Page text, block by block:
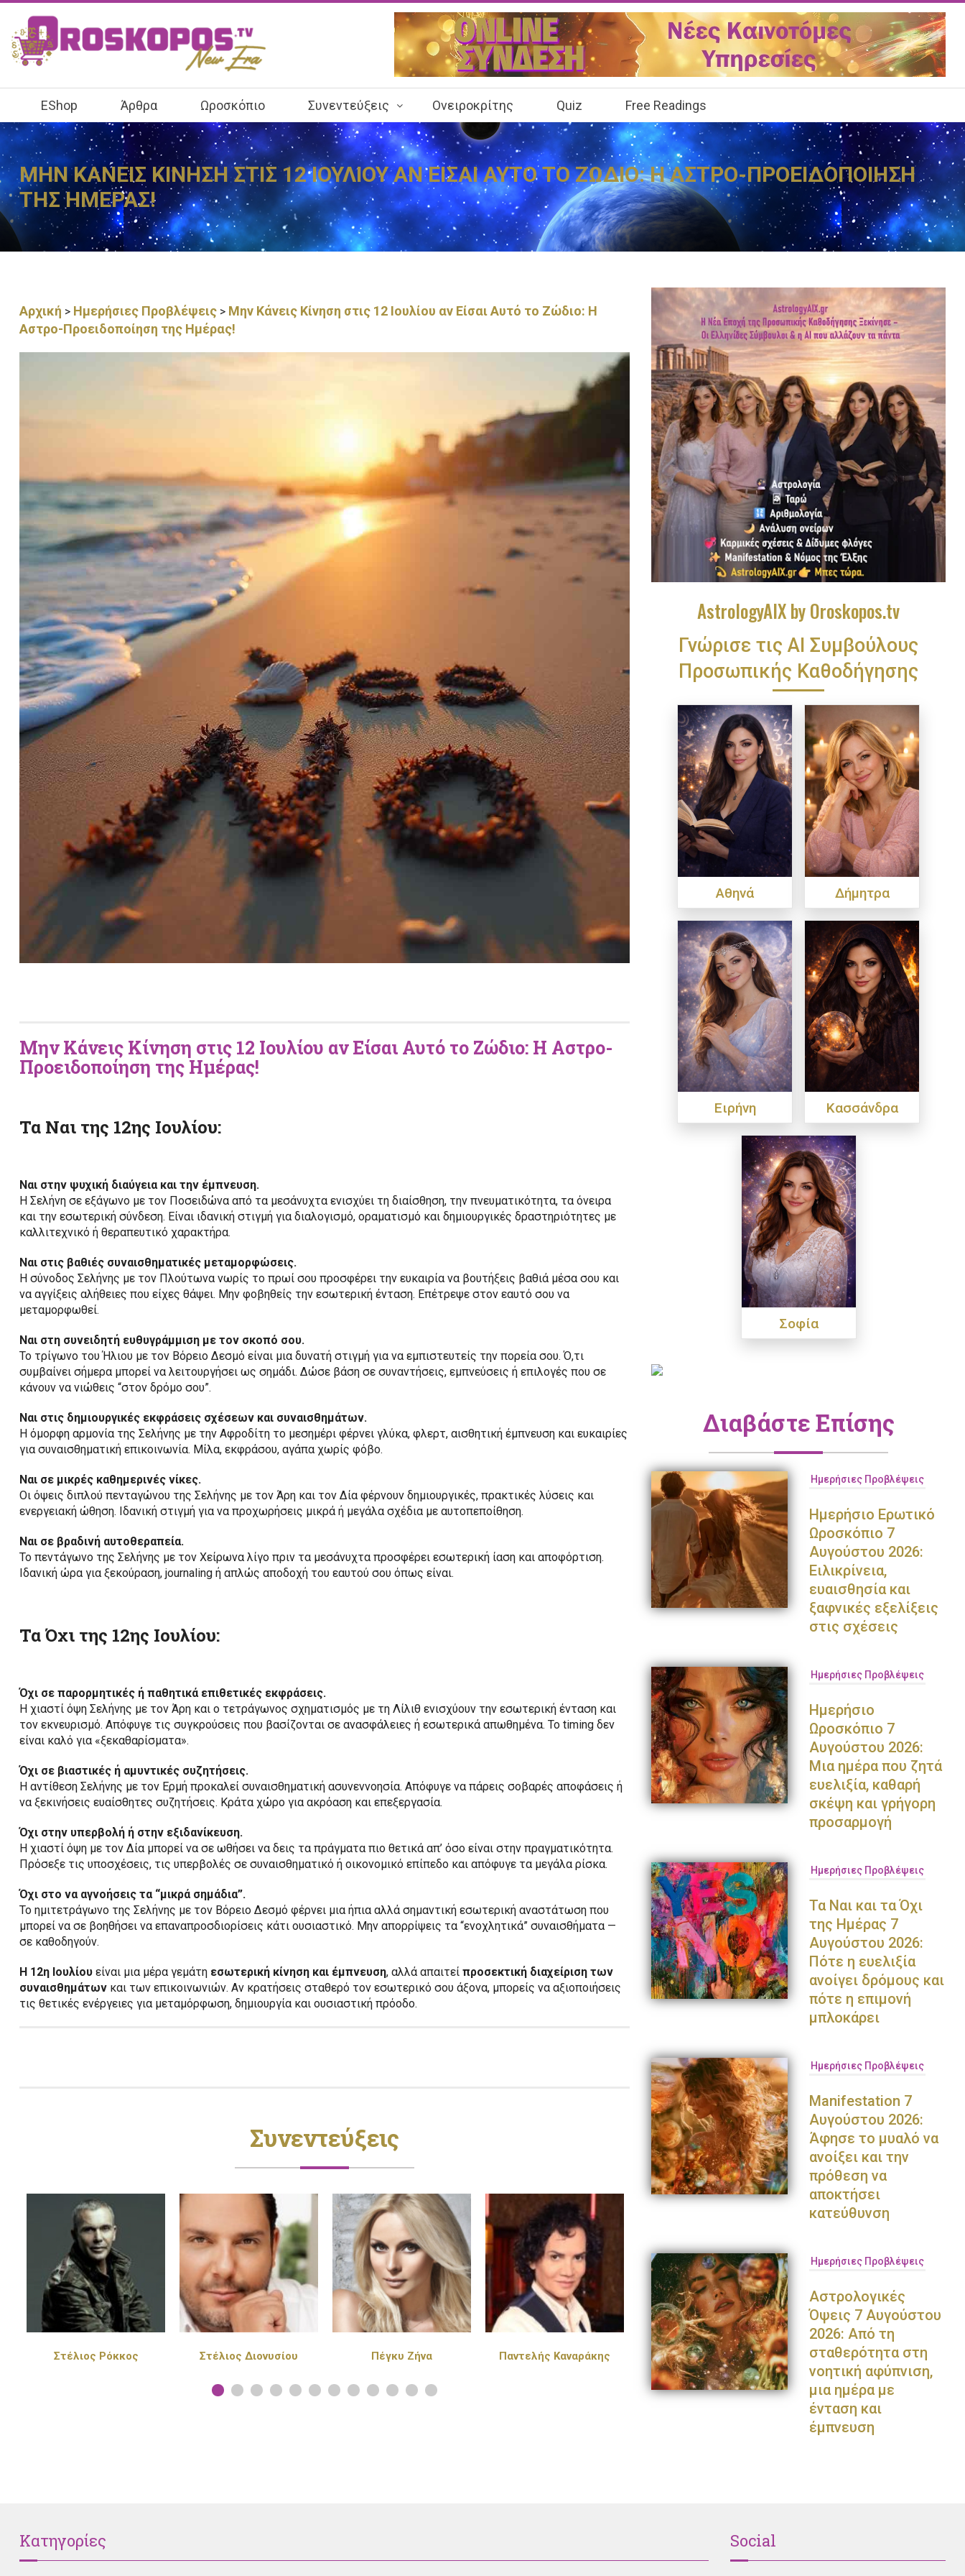
EShop Άρθρα Ωροσκόπιο Συνεντεύξεις Ονειροκρίτης Quiz Free Readings
ΜΗΝ ΚΑΝΕΙΣ ΚΙΝΗΣΗ ΣΤΙΣ 12 ΙΟΥΛΙΟΥ ΑΝ ΕΙΣΑΙ ΑΥΤΟ ΤΟ ΖΩΔΙΟ: Η ΑΣΤΡΟ-ΠΡΟΕΙΔΟΠΟΙΗΣΗ
ΤΗΣ ΗΜΕΡΑΣ!
Αρχική > Ημερήσιες Προβλέψεις > Μην Κάνεις Κίνηση στις 12 Ιουλίου αν Είσαι Αυτό το Ζώδιο: Η
Αστρο-Προειδοποίηση της Ημέρας!
Μην Κάνεις Κίνηση στις 12 Ιουλίου αν Είσαι Αυτό το Ζώδιο: Η Αστρο-
Προειδοποίηση της Ημέρας!
Τα Ναι της 12ης Ιουλίου:
Ναι στην ψυχική διαύγεια και την έμπνευση.
Η Σελήνη σε εξάγωνο με τον Ποσειδώνα από τα μεσάνυχτα ενισχύει τη διαίσθηση, την πνευματικότητα, τα όνειρα
και την εσωτερική σύνδεση. Είναι ιδανική στιγμή για διαλογισμό, οραματισμό και δημιουργικές δραστηριότητες με
καλλιτεχνικό ή θεραπευτικό χαρακτήρα.
Ναι στις βαθιές συναισθηματικές μεταμορφώσεις.
Η σύνοδος Σελήνης με τον Πλούτωνα νωρίς το πρωί σου προσφέρει την ευκαιρία να βουτήξεις βαθιά μέσα σου και
να αγγίξεις αλήθειες που είχες θάψει. Μην φοβηθείς την εσωτερική ένταση. Επέτρεψε στον εαυτό σου να
μεταμορφωθεί.
Ναι στη συνειδητή ευθυγράμμιση με τον σκοπό σου.
Το τρίγωνο του Ήλιου με τον Βόρειο Δεσμό είναι μια δυνατή στιγμή για να εμπιστευτείς την πορεία σου. Ό,τι
συμβαίνει σήμερα μπορεί να λειτουργήσει ως σημάδι. Δώσε βάση σε συναντήσεις, εμπνεύσεις ή επιλογές που σε
κάνουν να νιώθεις “στον δρόμο σου”.
Ναι στις δημιουργικές εκφράσεις σχέσεων και συναισθημάτων.
Η όμορφη αρμονία της Σελήνης με την Αφροδίτη το μεσημέρι φέρνει γλύκα, φλερτ, αισθητική έμπνευση και ευκαιρίες
για συναισθηματική επικοινωνία. Μίλα, εκφράσου, αγάπα χωρίς φόβο.
Ναι σε μικρές καθημερινές νίκες.
Οι όψεις διπλού πενταγώνου της Σελήνης με τον Άρη και τον Δία φέρνουν δημιουργικές, πρακτικές λύσεις και
ενεργειακή ώθηση. Ιδανική στιγμή για να προχωρήσεις μικρά ή μεγάλα σχέδια με αυτοπεποίθηση.
Ναι σε βραδινή αυτοθεραπεία.
Το πεντάγωνο της Σελήνης με τον Χείρωνα λίγο πριν τα μεσάνυχτα προσφέρει εσωτερική ίαση και αποφόρτιση.
Ιδανική ώρα για ξεκούραση, journaling ή απλώς αποδοχή του εαυτού σου όπως είναι.
ΤαΌχι της 12ης Ιουλίου:
Όχι σε παρορμητικές ή παθητικά επιθετικές εκφράσεις.
Η χιαστί όψη Σελήνης με τον Άρη και ο τετράγωνος σχηματισμός με τη Λίλιθ ενισχύουν την εσωτερική ένταση και
τον εκνευρισμό. Απόφυγε τις συγκρούσεις που βασίζονται σε ανασφάλειες ή εσωτερικά απωθημένα. Το timing δεν
είναι καλό για «ξεκαθαρίσματα».
Όχι σε βιαστικές ή αμυντικές συζητήσεις.
Η αντίθεση Σελήνης με τον Ερμή προκαλεί συναισθηματική ασυνεννοησία. Απόφυγε να πάρεις σοβαρές αποφάσεις ή
να ξεκινήσεις ευαίσθητες συζητήσεις. Κράτα χώρο για ακρόαση και επεξεργασία.
Όχι στην υπερβολή ή στην εξιδανίκευση.
Η χιαστί όψη με τον Δία μπορεί να σε ωθήσει να δεις τα πράγματα πιο θετικά απ’ όσο είναι στην πραγματικότητα.
Πρόσεξε τις υποσχέσεις, τις υπερβολές σε συναισθηματικό ή οικονομικό επίπεδο και απόφυγε τα μεγάλα ρίσκα.
Όχι στο να αγνοήσεις τα “μικρά σημάδια”.
Το ημιτετράγωνο της Σελήνης με τον Βόρειο Δεσμό φέρνει μια ήπια αλλά σημαντική εσωτερική αναστάτωση που
μπορεί να σε βοηθήσει να επαναπροσδιορίσεις κάτι ουσιαστικό. Μην απορρίψεις τα “ενοχλητικά” συναισθήματα —
σε καθοδηγούν.
Η 12η Ιουλίου είναι μια μέρα γεμάτη εσωτερική κίνηση και έμπνευση, αλλά απαιτεί προσεκτική διαχείριση των
συναισθημάτων και των επικοινωνιών. Αν κρατήσεις σταθερό τον εσωτερικό σου άξονα, μπορείς να αξιοποιήσεις
τις θετικές ενέργειες για μεταμόρφωση, δημιουργία και ουσιαστική πρόοδο.
Συνεντεύξεις
Στέλιος Διονυσίου Πέγκυ Ζήνα Παντελής Καναράκης Πάνος Κιάμος Παναγιώτης Πετράκης Ολυμπία Κρασαγάκη
AstrologyAIX by Oroskopos.tv
Γνώρισε τις ΑΙ Συμβούλους
Προσωπικής Καθοδήγησης
Αθηνά Δήμητρα
Ειρήνη Κασσάνδρα
Σοφία
Διαβάστε Επίσης
Ημερήσιες Προβλέψεις
Ημερήσιο Ερωτικό
Ωροσκόπιο 7
Αυγούστου 2026:
Ειλικρίνεια,
ευαισθησία και
ξαφνικές εξελίξεις
στις σχέσεις
Ημερήσιες Προβλέψεις
Ημερήσιο
Ωροσκόπιο 7
Αυγούστου 2026:
Μια ημέρα που ζητά
ευελιξία, καθαρή
σκέψη και γρήγορη
προσαρμογή
Ημερήσιες Προβλέψεις
Τα Ναι και τα Όχι
της Ημέρας 7
Αυγούστου 2026:
Πότε η ευελιξία
ανοίγει δρόμους και
πότε η επιμονή
μπλοκάρει
Ημερήσιες Προβλέψεις
Manifestation 7
Αυγούστου 2026:
Άφησε το μυαλό να
ανοίξει και την
πρόθεση να
αποκτήσει
κατεύθυνση
Ημερήσιες Προβλέψεις
Αστρολογικές
Όψεις 7 Αυγούστου
2026: Από τη
σταθερότητα στη
νοητική αφύπνιση,
μια ημέρα με
ένταση και
έμπνευση
Κατηγορίες Social